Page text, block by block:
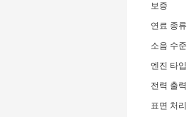
보증
연료 종류
소음 수준
엔진 타입
전력 출력
표면 처리